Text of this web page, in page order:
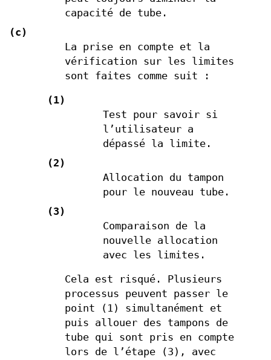
capacité de tube.
(c)
La prise en compte et la
vérification sur les limites
sont faites comme suit :
(1)
Test pour savoir si
l’utilisateur a
dépassé la limite.
(2)
Allocation du tampon
pour le nouveau tube.
(3)
Comparaison de la
nouvelle allocation
avec les limites.
Cela est risqué. Plusieurs
processus peuvent passer le
point (1) simultanément et
puis allouer des tampons de
tube qui sont pris en compte
lors de l’étape (3), avec